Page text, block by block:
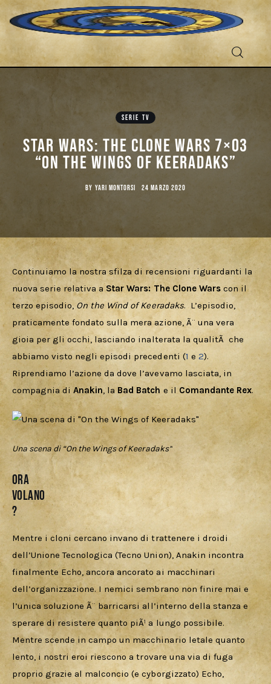
Libri e fumetti
Cercatori
Download
SERIE TV
Star Wars: the Clone Wars 7×03
“On the Wings of Keeradaks”
BY YARI MONTORSI 24 MARZO 2020
Continuiamo la nostra sfilza di recensioni riguardanti la
nuova serie relativa a Star Wars: The Clone Wars con il
terzo episodio, On the Wind of Keeradaks.  L’episodio,
praticamente fondato sulla mera azione, Ã¨ una vera
gioia per gli occhi, lasciando inalterata la qualitÃ  che
abbiamo visto negli episodi precedenti (1 e 2).
Riprendiamo l’azione da dove l’avevamo lasciata, in
compagnia di Anakin, la Bad Batch e il Comandante Rex.
Una scena di “On the Wings of Keeradaks”
Ora
volano
?
Mentre i cloni cercano invano di trattenere i droidi
dell’Unione Tecnologica (Tecno Union), Anakin incontra
finalmente Echo, ancora ancorato ai macchinari
dell’organizzazione. I nemici sembrano non finire mai e
l’unica soluzione Ã¨ barricarsi all’interno della stanza e
sperare di resistere quanto piÃ¹ a lungo possibile.
Mentre scende in campo un macchinario letale quanto
lento, i nostri eroi riescono a trovare una via di fuga
proprio grazie al malconcio (e cyborgizzato) Echo,